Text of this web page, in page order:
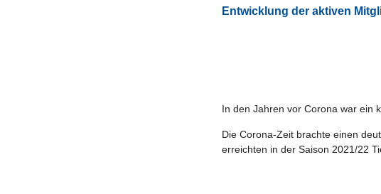
Entwicklung der aktiven
In den Jahren vor Corona war ein
Die Corona-Zeit brachte einen
erreichten in der Saison 2021/22